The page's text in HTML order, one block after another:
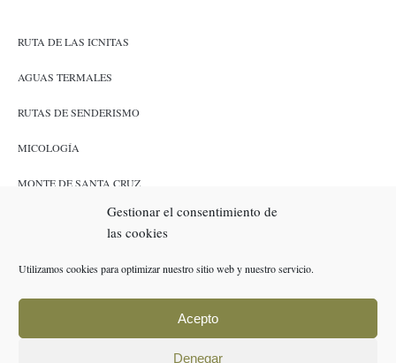
Gestionar el consentimiento de
las cookies
Utilizamos cookies para optimizar nuestro sitio web y nuestro servicio.
Acepto
Denegar
RUTA DE LAS ICNITAS
AGUAS TERMALES
RUTAS DE SENDERISMO
MICOLOGÍA
MONTE DE SANTA CRUZ